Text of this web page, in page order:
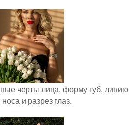
черты лица, форму губ, линию
носа и разрез глаз.